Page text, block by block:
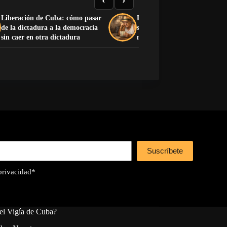
Liberación de Cuba: cómo pasar
de la dictadura a la democracia
sin caer en otra dictadura
La Charada Cubana:
significado y lista completa
números del 1 al 100
Suscríbete
*
Vigía de Cuba?